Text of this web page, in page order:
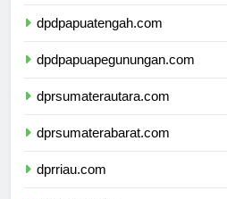
dpdpapuatengah.com
dpdpapuapegunungan.com
dprsumaterautara.com
dprsumaterabarat.com
dprriau.com